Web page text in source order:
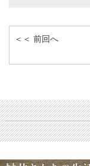
＜＜ 前回へ